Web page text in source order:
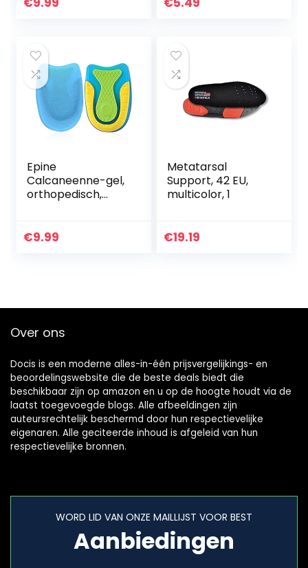
Epine
Calcaneenne-gel,
orthopedisch,
je hielpijn en ter
€9.99
Metatarsal
Support, 42 EU,
multicolor, 1
€19.19
Over ons
Docis is een moderne alles-in-één prijsvergelijkings- en
beoordelingswebsite die de beste deals biedt die
beschikbaar zijn op amazon en u op de hoogte houdt via de
laatst toegevoegde blogs. Alle afbeeldingen zijn
auteursrechtelijk beschermd door hun respectievelijke
eigenaren. Alle geciteerde inhoud is afgeleid van hun
respectievelijke bronnen.
WORD LID VAN ONZE MAILLIJST VOOR BEST
Aanbiedingen